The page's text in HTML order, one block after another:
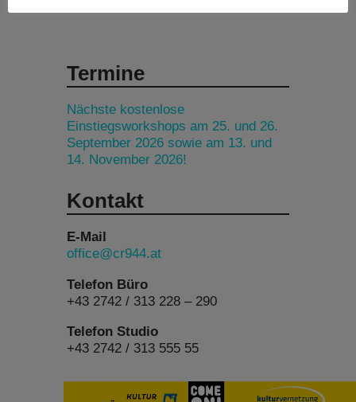
Termine
Nächste kostenlose
Einstiegsworkshops am 25. und 26.
September 2026 sowie am 13. und
14. November 2026!
Kontakt
E-Mail
office@cr944.at
Telefon Büro
+43 2742 / 313 228 – 290
Telefon Studio
+43 2742 / 313 555 55